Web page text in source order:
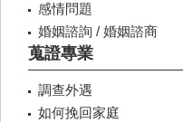
感情問題
婚姻諮詢 / 婚姻諮商
蒐證專業
調查外遇
如何挽回家庭